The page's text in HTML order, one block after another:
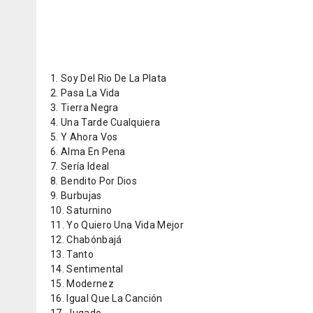
1. Soy Del Rio De La Plata
2. Pasa La Vida
3. Tierra Negra
4. Una Tarde Cualquiera
5. Y Ahora Vos
6. Alma En Pena
7. Sería Ideal
8. Bendito Por Dios
9. Burbujas
10. Saturnino
11. Yo Quiero Una Vida Mejor
12. Chabónbajá
13. Tanto
14. Sentimental
15. Modernez
16. Igual Que La Canción